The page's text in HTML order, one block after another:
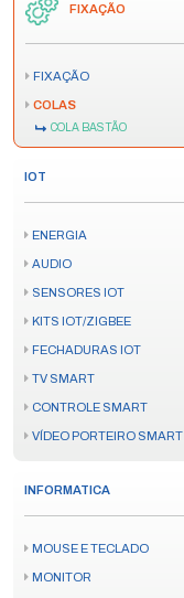
FIXAÇÃO
FIXAÇÃO
COLAS
COLA BASTÃO
IOT
ENERGIA
AUDIO
SENSORES IOT
KITS IOT/ZIGBEE
FECHADURAS IOT
TV SMART
CONTROLE SMART
VÍDEO PORTEIRO SMART
INFORMATICA
MOUSE E TECLADO
MONITOR